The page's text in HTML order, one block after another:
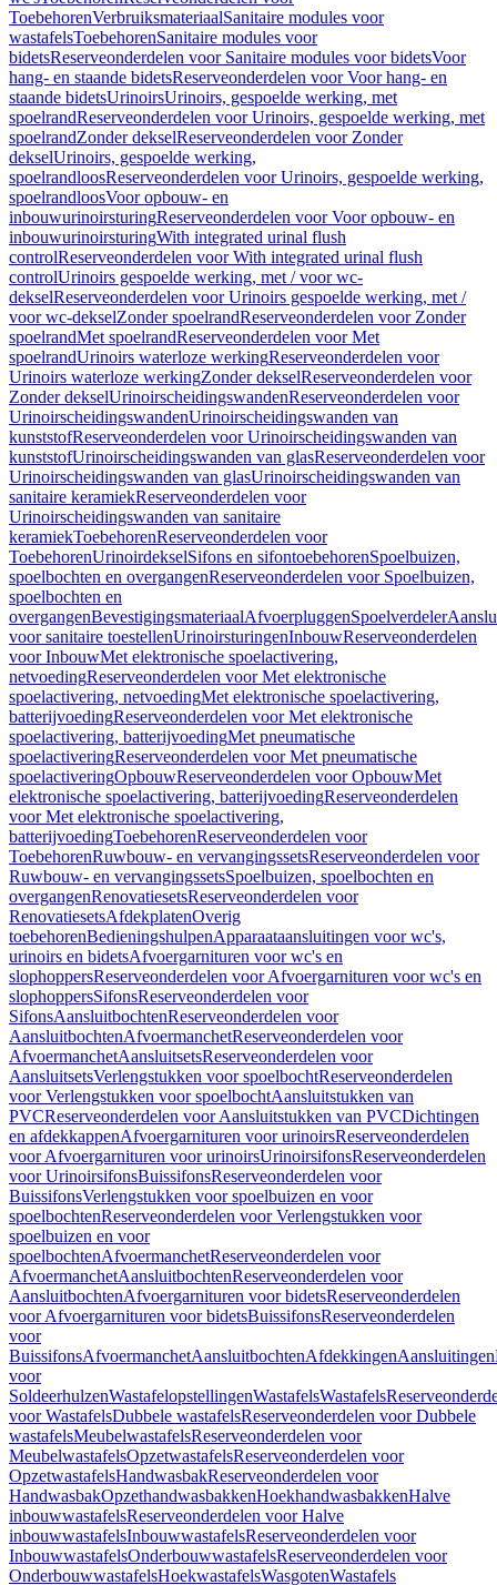
ToebehorenVerbruiksmateriaalSanitaire modules voor
wastafelsToebehorenSanitaire modules voor
bidetsReserveonderdelen voor Sanitaire modules voor bidetsVoor
hang- en staande bidetsReserveonderdelen voor Voor hang- en
staande bidetsUrinoirsUrinoirs, gespoelde werking, met
spoelrandReserveonderdelen voor Urinoirs, gespoelde werking, met
spoelrandZonder dekselReserveonderdelen voor Zonder
dekselUrinoirs, gespoelde werking,
spoelrandloosReserveonderdelen voor Urinoirs, gespoelde werking,
spoelrandloosVoor opbouw- en
inbouwurinoirsturingReserveonderdelen voor Voor opbouw- en
inbouwurinoirsturingWith integrated urinal flush
controlReserveonderdelen voor With integrated urinal flush
controlUrinoirs gespoelde werking, met / voor wc-
dekselReserveonderdelen voor Urinoirs gespoelde werking, met /
voor wc-dekselZonder spoelrandReserveonderdelen voor Zonder
spoelrandMet spoelrandReserveonderdelen voor Met
spoelrandUrinoirs waterloze werkingReserveonderdelen voor
Urinoirs waterloze werkingZonder dekselReserveonderdelen voor
Zonder dekselUrinoirscheidingswandenReserveonderdelen voor
UrinoirscheidingswandenUrinoirscheidingswanden van
kunststofReserveonderdelen voor Urinoirscheidingswanden van
kunststofUrinoirscheidingswanden van glasReserveonderdelen voor
Urinoirscheidingswanden van glasUrinoirscheidingswanden van
sanitaire keramiekReserveonderdelen voor
Urinoirscheidingswanden van sanitaire
keramiekToebehorenReserveonderdelen voor
ToebehorenUrinoirdekselSifons en sifontoebehorenSpoelbuizen,
spoelbochten en overgangenReserveonderdelen voor Spoelbuizen,
spoelbochten en
overgangenBevestigingsmateriaalAfvoerpluggenSpoelverdeler
voor sanitaire toestellenUrinoirsturingenInbouwReserveonderdelen
voor InbouwMet elektronische spoelactivering,
netvoedingReserveonderdelen voor Met elektronische
spoelactivering, netvoedingMet elektronische spoelactivering,
batterijvoedingReserveonderdelen voor Met elektronische
spoelactivering, batterijvoedingMet pneumatische
spoelactiveringReserveonderdelen voor Met pneumatische
spoelactiveringOpbouwReserveonderdelen voor OpbouwMet
elektronische spoelactivering, batterijvoedingReserveonderdelen
voor Met elektronische spoelactivering,
batterijvoedingToebehorenReserveonderdelen voor
ToebehorenRuwbouw- en vervangingssetsReserveonderdelen voor
Ruwbouw- en vervangingssetsSpoelbuizen, spoelbochten en
overgangenRenovatiesetsReserveonderdelen voor
RenovatiesetsAfdekplatenOverig
toebehorenBedieningshulpenApparaataansluitingen voor wc's,
urinoirs en bidetsAfvoergarnituren voor wc's en
slophoppersReserveonderdelen voor Afvoergarnituren voor wc's en
slophoppersSifonsReserveonderdelen voor
SifonsAansluitbochtenReserveonderdelen voor
AansluitbochtenAfvoermanchetReserveonderdelen voor
AfvoermanchetAansluitsetsReserveonderdelen voor
AansluitsetsVerlengstukken voor spoelbochtReserveonderdelen
voor Verlengstukken voor spoelbochtAansluitstukken van
PVCReserveonderdelen voor Aansluitstukken van PVCDichtingen
en afdekkappenAfvoergarnituren voor urinoirsReserveonderdelen
voor Afvoergarnituren voor urinoirsUrinoirsifonsReserveonderdelen
voor UrinoirsifonsBuissifonsReserveonderdelen voor
BuissifonsVerlengstukken voor spoelbuizen en voor
spoelbochtenReserveonderdelen voor Verlengstukken voor
spoelbuizen en voor
spoelbochtenAfvoermanchetReserveonderdelen voor
AfvoermanchetAansluitbochtenReserveonderdelen voor
AansluitbochtenAfvoergarnituren voor bidetsReserveonderdelen
voor Afvoergarnituren voor bidetsBuissifonsReserveonderdelen
voor
BuissifonsAfvoermanchetAansluitbochtenAfdekkingenAansluitingen
voor
SoldeerhulzenWastafelopstellingenWastafelsWastafels
voor WastafelsDubbele wastafelsReserveonderdelen voor Dubbele
wastafelsMeubelwastafelsReserveonderdelen voor
MeubelwastafelsOpzetwastafelsReserveonderdelen voor
OpzetwastafelsHandwasbakReserveonderdelen voor
HandwasbakOpzethandwasbakkenHoekhandwasbakkenHalve
inbouwwastafelsReserveonderdelen voor Halve
inbouwwastafelsInbouwwastafelsReserveonderdelen voor
InbouwwastafelsOnderbouwwastafelsReserveonderdelen voor
OnderbouwwastafelsHoekwastafelsWasgotenWastafels